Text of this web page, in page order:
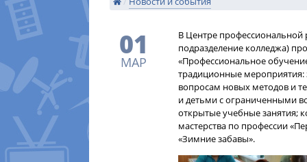
01
МАР
В Центре профессиональной
подразделение колледжа)
«Профессиональное
традиционные мероприятия:
вопросам новых методов и
и детьми с ограниченными
открытые учебные занятия;
мастерства по профессии
«Зимние забавы».